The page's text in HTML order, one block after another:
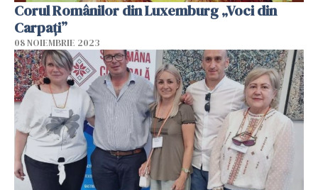
Corul Românilor din Luxemburg „Voci din
Carpați”
08 NOIEMBRIE 2023